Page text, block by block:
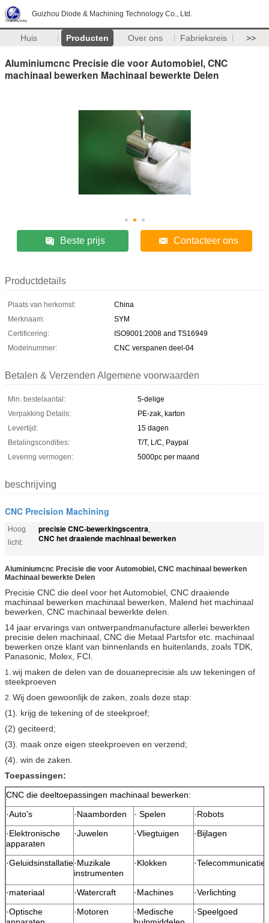
Guizhou Diode & Machining Technology Co., Ltd.
Huis Producten Over ons Fabrieksreis >>
Aluminiumcnc Precisie die voor Automobiel, CNC
machinaal bewerken Machinaal bewerkte Delen
Beste prijs Contacteer ons
Productdetails
Plaats van herkomst:
China
Merknaam:
SYM
Certificering:
ISO9001:2008 and TS16949
Modelnummer:
CNC verspanen deel-04
Betalen & Verzenden Algemene voorwaarden
Min. bestelaantal:
5-delige
Verpakking Details:
PE-zak, karton
Levertijd:
15 dagen
Betalingscondities:
T/T, L/C, Paypal
Levering vermogen:
5000pc per maand
beschrijving
CNC Precision Machining
Hoog
licht:
precisie CNC-bewerkingscentra,
CNC het draaiende machinaal bewerken
Aluminiumcnc Precisie die voor Automobiel, CNC machinaal bewerken
Machinaal bewerkte Delen
Precisie CNC die deel voor het Automobiel, CNC draaiende
machinaal bewerken machinaal bewerken, Malend het machinaal
bewerken, CNC machinaal bewerkte delen.
14 jaar ervarings van ontwerpandmanufacture allerlei bewerkten
precisie delen machinaal, CNC die Metaal Partsfor etc. machinaal
bewerken onze klant van binnenlands en buitenlands, zoals TDK,
Panasonic, Molex, FCI.
1. wij maken de delen van de douaneprecisie als uw tekeningen of
steekproeven
2. Wij doen gewoonlijk de zaken, zoals deze stap:
(1). krijg de tekening of de steekproef;
(2) geciteerd;
(3). maak onze eigen steekproeven en verzend;
(4). win de zaken.
Toepassingen:
CNC die deeltoepassingen machinaal bewerken:
·Auto's
·Naamborden · Spelen ·Robots
·Elektronische
apparaten
·Juwelen ·Vliegtuigen ·Bijlagen
·Geluidsinstallatie·Muzikale
instrumenten
·Klokken ·Telecommunicatie
·materiaal ·Watercraft ·Machines ·Verlichting
·Optische
·Motoren
·Medische
·Speelgoed